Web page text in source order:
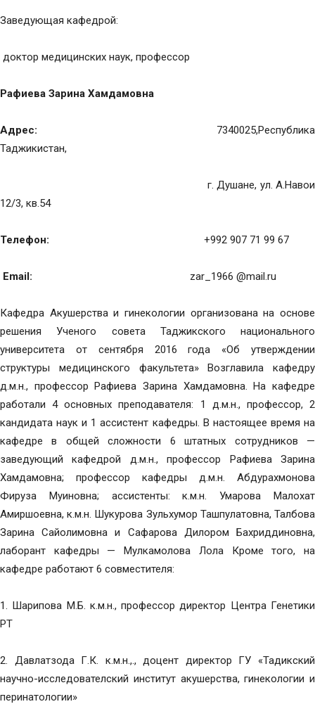
Заведующая кафедрой:
доктор медицинских наук, профессор
Рафиева Зарина Хамдамовна
Адрес: 7340025,Республика
Таджикистан,
г. Душане, ул. А.Навои
12/3, кв.54
Телефон: +992 907 71 99 67
Email: zar_1966 @mail.ru
Кафедра Акушерства и гинекологии организована на основе
решения Ученого совета Таджикского национального
университета от сентября 2016 года «Об утверждении
структуры медицинского факультета» Возглавила кафедру
д.м.н., профессор Рафиева Зарина Хамдамовна. На кафедре
работали 4 основных преподавателя: 1 д.м.н., профессор, 2
кандидата наук и 1 ассистент кафедры. В настоящее время на
кафедре в общей сложности 6 штатных сотрудников —
заведующий кафедрой д.м.н., профессор Рафиева Зарина
Хамдамовна; профессор кафедры д.м.н. Абдурахмонова
Фируза Муиновна; ассистенты: к.м.н. Умарова Малохат
Амиршоевна, к.м.н. Шукурова Зульхумор Ташпулатовна, Талбова
Зарина Сайолимовна и Сафарова Дилором Бахриддиновна,
лаборант кафедры — Мулкамолова Лола Кроме того, на
кафедре работают 6 совместителя:
1. Шарипова М.Б. к.м.н., профессор директор Центра Генетики
РТ
2. Давлатзода Г.К. к.м.н.,., доцент директор ГУ «Тадикский
научно-исследователский институт акушерства, гинекологии и
перинатологии»